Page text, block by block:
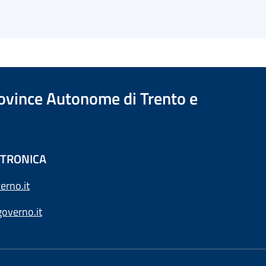
Autonome di Trento e